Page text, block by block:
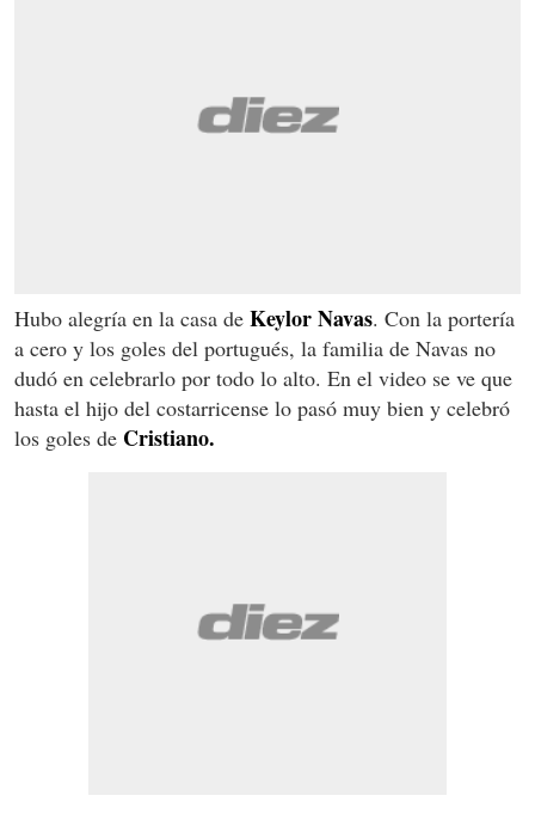
Hubo alegría en la casa de Keylor Navas. Con la portería
a cero y los goles del portugués, la familia de Navas no
dudó en celebrarlo por todo lo alto. En el video se ve que
hasta el hijo del costarricense lo pasó muy bien y celebró
los goles de Cristiano.